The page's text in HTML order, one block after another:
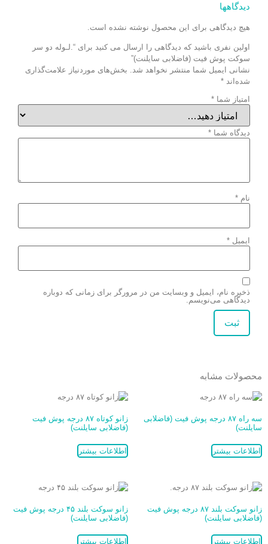
دیدگاهها
هیچ دیدگاهی برای این محصول نوشته نشده است.
اولین نفری باشید که دیدگاهی را ارسال می کنید برای “.لـوله دو سر
سوکت پوش فیت (فاضلابی سایلنت)”
نشانی ایمیل شما منتشر نخواهد شد.
بخش‌های موردنیاز علامت‌گذاری
شده‌اند *
امتیاز شما *
دیدگاه شما *
نام *
ایمیل *
ذخیره نام، ایمیل و وبسایت من در مرورگر برای زمانی که دوباره
دیدگاهی می‌نویسم.
محصولات مشابه
سه راه ۸۷ درجه پوش فیت (فاضلابی
سایلنت)
اطلاعات بیشتر
زانو کوتاه ۸۷ درجه پوش فیت
(فاضلابی سایلنت)
اطلاعات بیشتر
زانو سوکت بلند ۸۷ درجه پوش فیت
(فاضلابی سایلنت)
اطلاعات بیشتر
زانو سوکت بلند ۴۵ درجه پوش فیت
(فاضلابی سایلنت)
اطلاعات بیشتر